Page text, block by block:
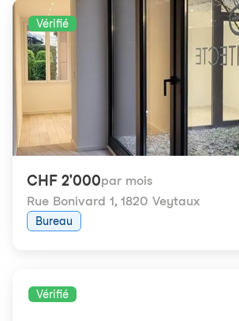
Vérifié
CHF 2'000par mois
Rue Bonivard 1, 1820 Veytaux
Bureau
Vérifié